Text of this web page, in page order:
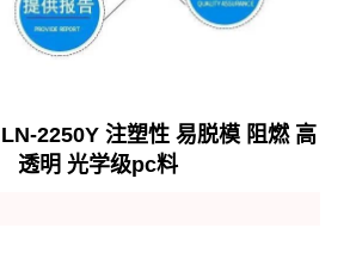
2250Y 注塑性 易脱模 阻燃 高
透明 光学级pc料